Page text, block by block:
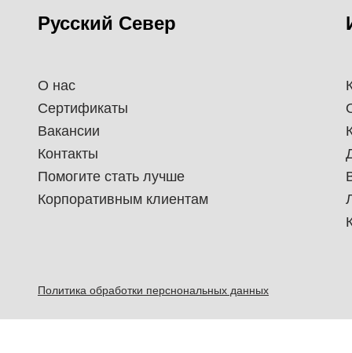
Русский Север
О нас
Сертификаты
Вакансии
Контакты
Помогите стать лучше
Корпоративным клиентам
Политика обработки перснональных данных